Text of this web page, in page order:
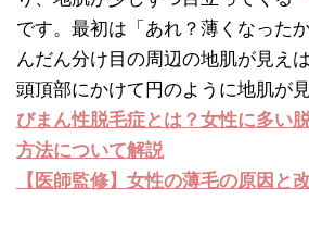
です。最初は「あれ？薄くなった
んだん分け目の周辺の地肌が見え
頭頂部にかけて円のように地肌が
びまん性脱毛症とは？女性に多い
方法について解説
【医師監修】女性の薄毛の原因と